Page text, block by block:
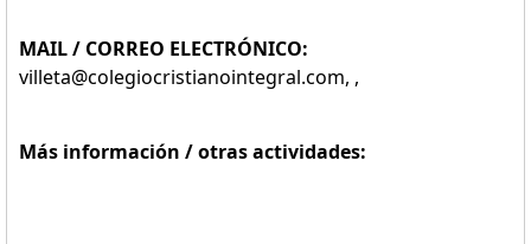
MAIL / CORREO ELECTRÓNICO:
villeta@colegiocristianointegral.com, ,
Más información / otras actividades: